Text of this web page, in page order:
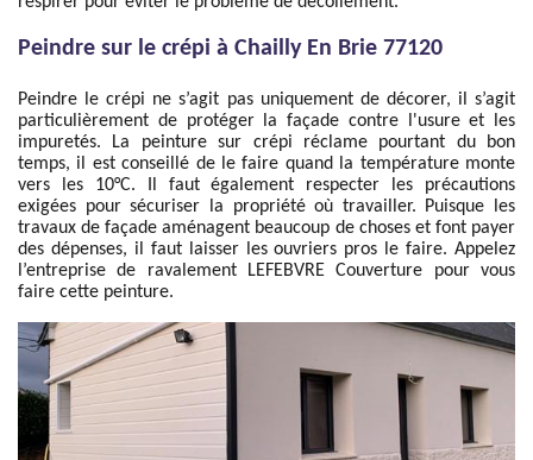
Peindre sur le crépi à Chailly En Brie 77120
Peindre le crépi ne s’agit pas uniquement de décorer, il s’agit
particulièrement de protéger la façade contre l'usure et les
impuretés. La peinture sur crépi réclame pourtant du bon
temps, il est conseillé de le faire quand la température monte
vers les 10°C. Il faut également respecter les précautions
exigées pour sécuriser la propriété où travailler. Puisque les
travaux de façade aménagent beaucoup de choses et font payer
des dépenses, il faut laisser les ouvriers pros le faire. Appelez
l’entreprise de ravalement LEFEBVRE Couverture pour vous
faire cette peinture.